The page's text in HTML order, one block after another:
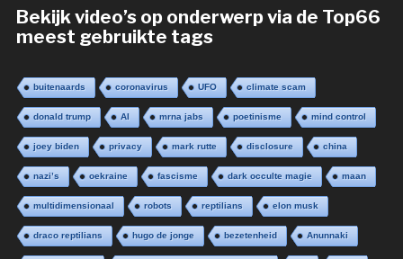
Bekijk video’s op onderwerp via de Top66
meest gebruikte tags
buitenaards coronavirus UFO climate scam
donald trump AI mrna jabs poetinisme mind control
joey biden privacy mark rutte disclosure china
nazi’s oekraine fascisme dark occulte magie maan
multidimensionaal robots reptilians elon musk
draco reptilians hugo de jonge bezetenheid Anunnaki